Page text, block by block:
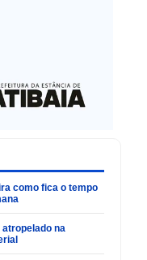
como fica o tempo
atropelado na